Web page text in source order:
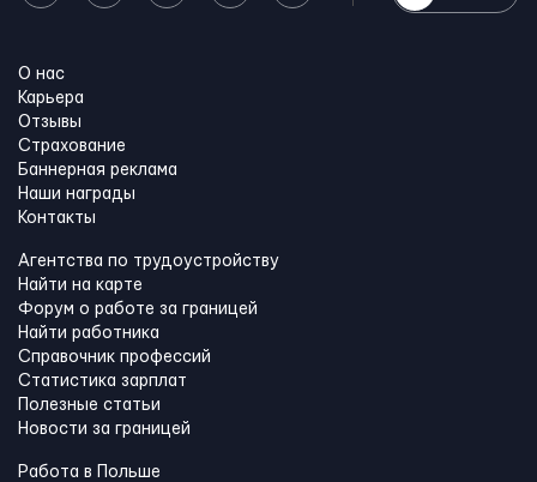
О нас
Карьера
Отзывы
Страхование
Баннерная реклама
Наши награды
Контакты
Агентства по трудоустройству
Найти на карте
Форум о работе за границей
Найти работника
Справочник профессий
Статистика зарплат
Полезные статьи
Новости за границей
Работа в Польше